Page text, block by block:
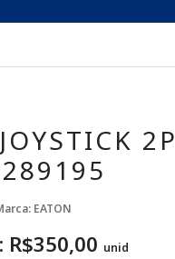
2P
EATON
R$350,00 unid